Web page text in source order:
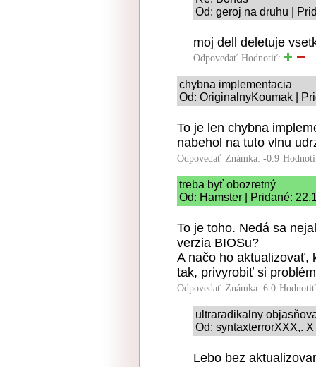
Od: geroj na druhu |
moj dell deletuje
Odpovedať Hodnotiť:
chybna implementacia
Od: OriginalnyKoumak |
To je len chybna
nabehol na tuto vlnu
Odpovedať Známka: -0.9
treba byť obozretný
Od: Hamster | Pridané:
To je toho. Nedá sa
verzia BIOSu?
A načo ho aktualizovať,
tak, privyrobiť si
Odpovedať Známka: 6.0
ultraradikalny
Od: syntaxterrorXXX,.
Lebo bez